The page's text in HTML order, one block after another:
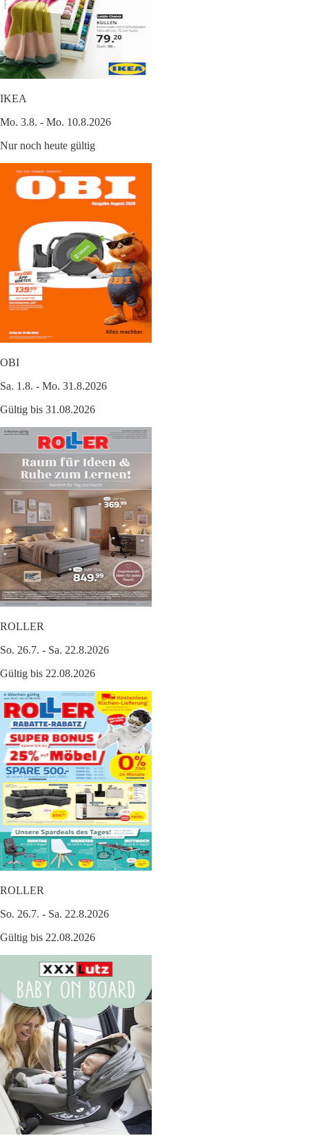
IKEA
Mo. 3.8. - Mo. 10.8.2026
Nur noch heute gültig
OBI
Sa. 1.8. - Mo. 31.8.2026
Gültig bis 31.08.2026
ROLLER
So. 26.7. - Sa. 22.8.2026
Gültig bis 22.08.2026
ROLLER
So. 26.7. - Sa. 22.8.2026
Gültig bis 22.08.2026